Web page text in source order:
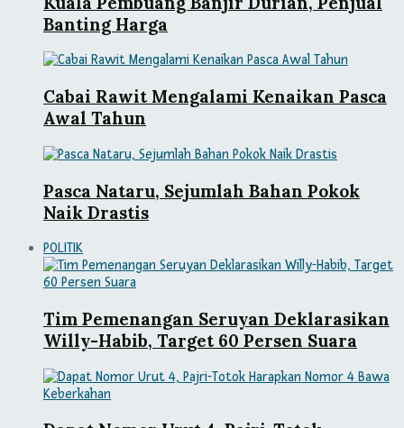
Banting Harga
Cabai Rawit Mengalami Kenaikan Pasca
Awal Tahun
Pasca Nataru, Sejumlah Bahan Pokok
Naik Drastis
POLITIK
Tim Pemenangan Seruyan Deklarasikan
Willy-Habib, Target 60 Persen Suara